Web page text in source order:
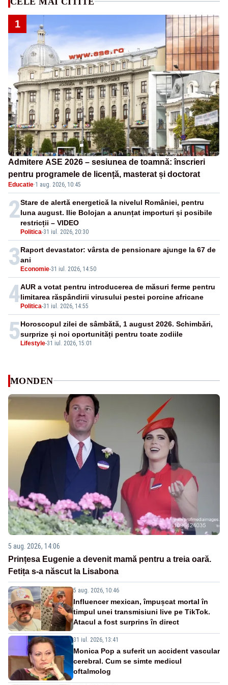
1
Admitere ASE 2026 – sesiunea de toamnă: înscrieri
pentru programele de licență, masterat și doctorat
Educatie·1 aug. 2026, 10:45
2
Politica-31 iul. 2026, 20:30
Stare de alertă energetică la nivelul României, pentru
luna august. Ilie Bolojan a anunțat importuri și posibile
restricții – VIDEO
3Economie-31 iul. 2026, 14:50
Raport devastator: vârsta de pensionare ajunge la 67 de
ani
4Politica-31 iul. 2026, 14:55
AUR a votat pentru introducerea de măsuri ferme pentru
limitarea răspândirii virusului pestei porcine africane
5Lifestyle-31 iul. 2026, 15:01
Horoscopul zilei de sâmbătă, 1 august 2026. Schimbări,
surprize și noi oportunități pentru toate zodiile
MONDEN
5 aug. 2026, 14:06
Prințesa Eugenie a devenit mamă pentru a treia oară.
Fetița s-a născut la Lisabona
5 aug. 2026, 10:46
Influencer mexican, împușcat mortal în
timpul unei transmisiuni live pe TikTok.
Atacul a fost surprins în direct
31 iul. 2026, 13:41
Monica Pop a suferit un accident vascular
cerebral. Cum se simte medicul
oftalmolog